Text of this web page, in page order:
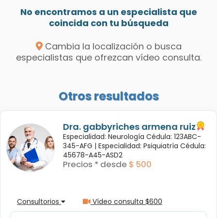
No encontramos a un especialista que
coincida con tu búsqueda
Cambia la localización o busca
especialistas que ofrezcan vídeo consulta.
Otros resultados
Dra. gabbyriches armena ruiz
Especialidad: Neurología Cédula: 123ABC-
345-AFG | Especialidad: Psiquiatría Cédula:
45678-A45-ASD2
Precios * desde $ 500
Consultorios Vídeo consulta $600